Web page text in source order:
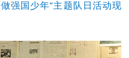
强国少年”主题队日活动现